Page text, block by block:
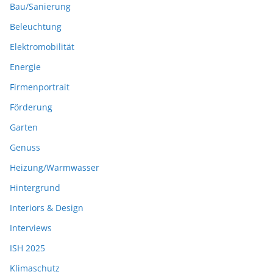
Bau/Sanierung
Beleuchtung
Elektromobilität
Energie
Firmenportrait
Förderung
Garten
Genuss
Heizung/Warmwasser
Hintergrund
Interiors & Design
Interviews
ISH 2025
Klimaschutz